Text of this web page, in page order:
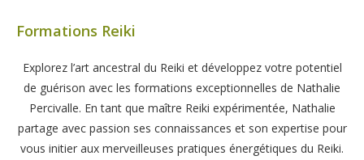
Formations Reiki
Explorez l’art ancestral du Reiki et développez votre potentiel
de guérison avec les formations exceptionnelles de Nathalie
Percivalle. En tant que maître Reiki expérimentée, Nathalie
partage avec passion ses connaissances et son expertise pour
vous initier aux merveilleuses pratiques énergétiques du Reiki.